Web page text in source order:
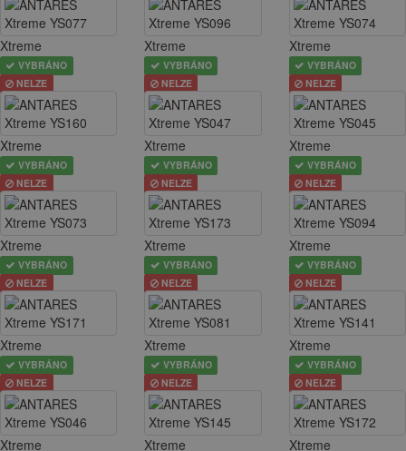
Xtreme
VYBRÁNO
NELZE
Xtreme
VYBRÁNO
NELZE
Xtreme
VYBRÁNO
NELZE
Xtreme
VYBRÁNO
NELZE
Xtreme
VYBRÁNO
NELZE
Xtreme
VYBRÁNO
NELZE
Xtreme
VYBRÁNO
NELZE
Xtreme
VYBRÁNO
NELZE
Xtreme
VYBRÁNO
NELZE
Xtreme
VYBRÁNO
NELZE
Xtreme
VYBRÁNO
NELZE
Xtreme
VYBRÁNO
NELZE
Xtreme Xtreme Xtreme